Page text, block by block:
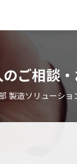
ご相談
製造ソリューショ